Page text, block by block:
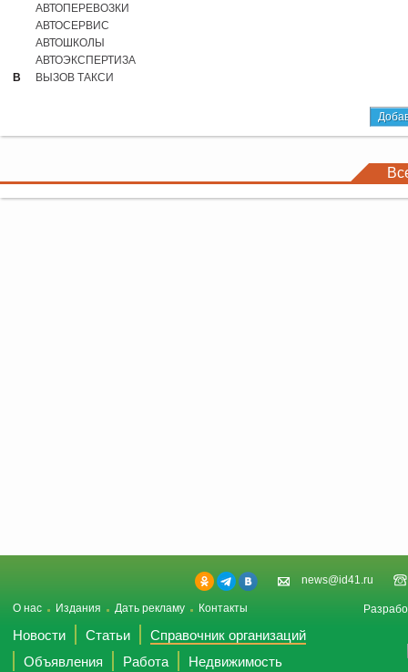
АВТОПЕРЕВОЗКИ
АВТОСЕРВИС
АВТОШКОЛЫ
АВТОЭКСПЕРТИЗА
В
ВЫЗОВ ТАКСИ
news@id41.ru
О нас Издания Дать рекламу Контакты
Новости Статьи
Справочник организаций
Объявления
Работа Недвижимость